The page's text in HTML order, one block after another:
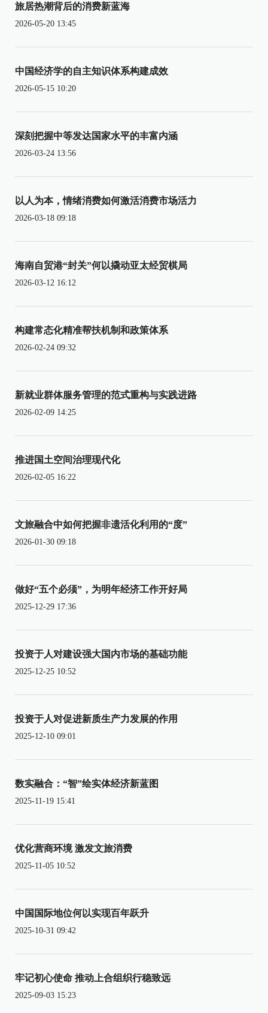
旅居热潮背后的消费新蓝海
2026-05-20 13:45
中国经济学的自主知识体系构建成效
2026-05-15 10:20
深刻把握中等发达国家水平的丰富内涵
2026-03-24 13:56
以人为本，情绪消费如何激活消费市场活力
2026-03-18 09:18
海南自贸港“封关”何以撬动亚太经贸棋局
2026-03-12 16:12
构建常态化精准帮扶机制和政策体系
2026-02-24 09:32
新就业群体服务管理的范式重构与实践进路
2026-02-09 14:25
推进国土空间治理现代化
2026-02-05 16:22
文旅融合中如何把握非遗活化利用的“度”
2026-01-30 09:18
做好“五个必须”，为明年经济工作开好局
2025-12-29 17:36
投资于人对建设强大国内市场的基础功能
2025-12-25 10:52
投资于人对促进新质生产力发展的作用
2025-12-10 09:01
数实融合：“智”绘实体经济新蓝图
2025-11-19 15:41
优化营商环境 激发文旅消费
2025-11-05 10:52
中国国际地位何以实现百年跃升
2025-10-31 09:42
牢记初心使命 推动上合组织行稳致远
2025-09-03 15:23